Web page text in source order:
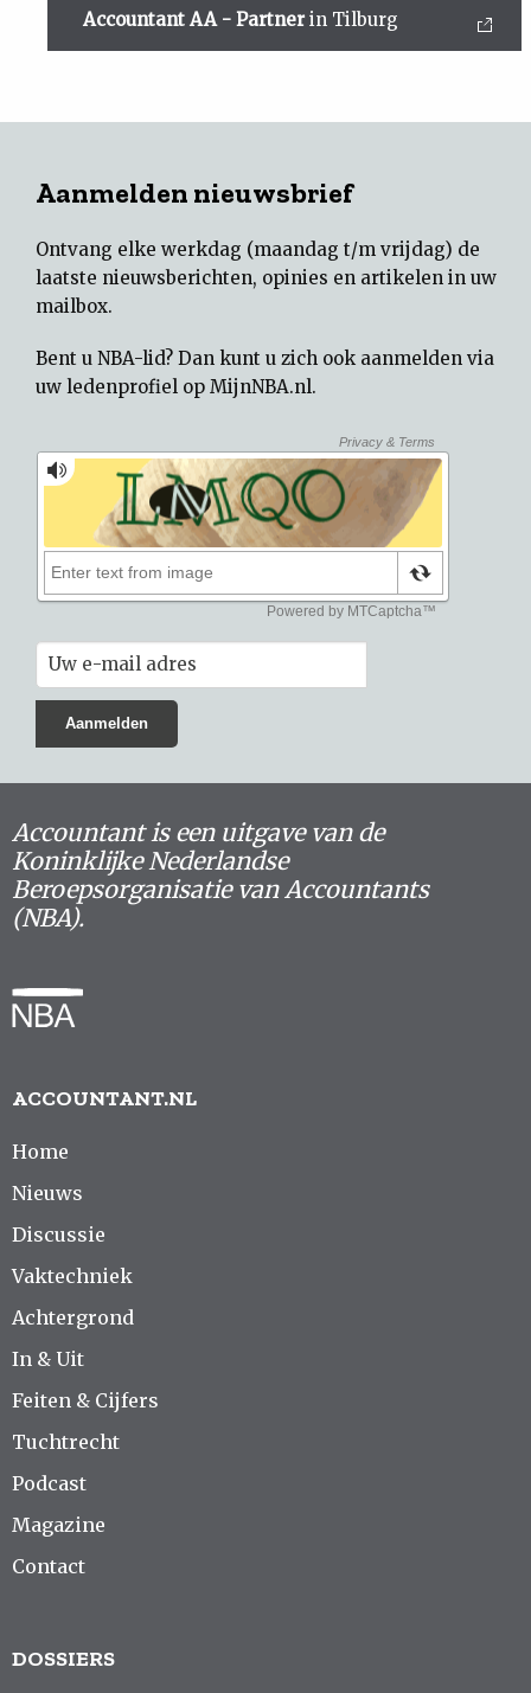
Accountant AA - Partner in Tilburg
Aanmelden nieuwsbrief
Ontvang elke werkdag (maandag t/m vrijdag) de
laatste nieuwsberichten, opinies en artikelen in uw
mailbox.
Bent u NBA-lid? Dan kunt u zich ook aanmelden via
uw ledenprofiel op MijnNBA.nl.
Accountant is een uitgave van de
Koninklijke Nederlandse
Beroepsorganisatie van Accountants
(NBA).
ACCOUNTANT.NL
Home
Nieuws
Discussie
Vaktechniek
Achtergrond
In & Uit
Feiten & Cijfers
Tuchtrecht
Podcast
Magazine
Contact
DOSSIERS